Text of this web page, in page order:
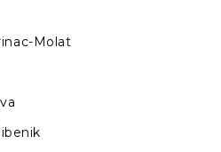
Molat